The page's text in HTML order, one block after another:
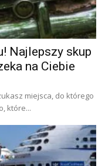
Najlepszy skup
na Ciebie
miejsca, do którego
które...